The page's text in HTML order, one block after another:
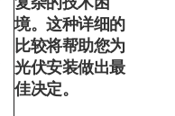
境。这种详细的
比较将帮助您为
光伏安装做出最
佳决定。